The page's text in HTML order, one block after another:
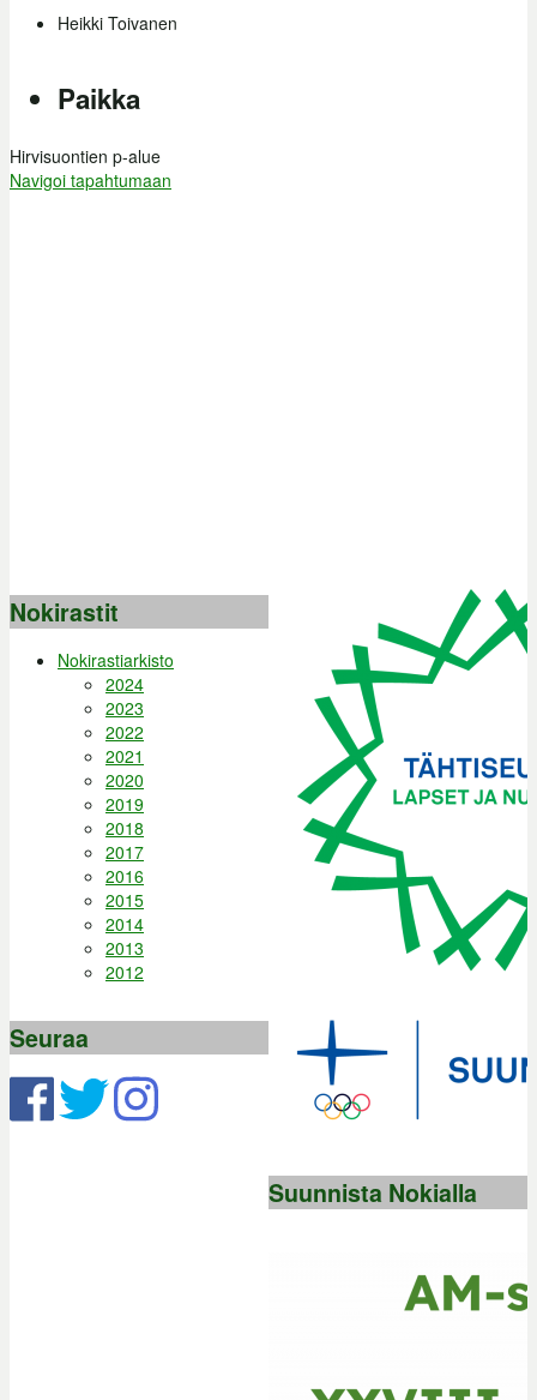
Heikki Toivanen
Paikka
Hirvisuontien p-alue
Navigoi tapahtumaan
Nokirastit
Nokirastiarkisto
2024
2023
2022
2021
2020
2019
2018
2017
2016
2015
2014
2013
2012
Seuraa
Suunnista Nokialla